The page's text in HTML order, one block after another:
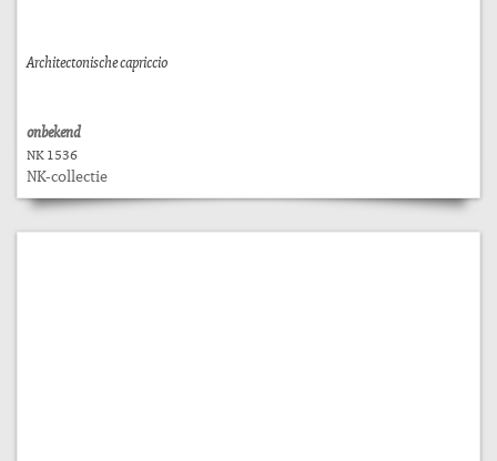
Architectonische capriccio
onbekend
NK 1536
NK-collectie